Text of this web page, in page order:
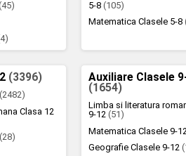
5-8(105)
Matematica Clasele 5-8
(3396)
(2482)
Clasa 12
(28)
Auxiliare Clasele
(1654)
Limba si literatura
9-12(51)
Matematica Clasele 9-
Geografie Clasele 9-12